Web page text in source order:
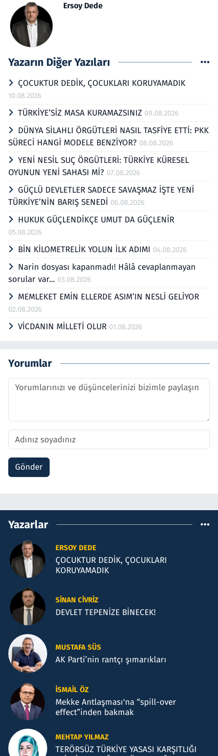
Ersoy Dede
Yazarın Diğer Yazıları
ÇOCUKTUR DEDİK, ÇOCUKLARI KORUYAMADIK
10.08.2026
TÜRKİYE’SİZ MASA KURAMAZSINIZ 09.08.2026
DÜNYA SİLAHLI ÖRGÜTLERİ NASIL TASFİYE ETTİ: PKK
SÜRECİ HANGİ MODELE BENZİYOR? 08.08.2026
YENİ NESİL SUÇ ÖRGÜTLERİ: TÜRKİYE KÜRESEL
OYUNUN YENİ SAHASI Mİ? 07.08.2026
GÜÇLÜ DEVLETLER SADECE SAVAŞMAZ İŞTE YENİ
TÜRKİYE’NİN BARIŞ SENEDİ 06.08.2026
HUKUK GÜÇLENDİKÇE UMUT DA GÜÇLENİR
05.08.2026
BİN KİLOMETRELİK YOLUN İLK ADIMI 04.08.2026
Narin dosyası kapanmadı! Hâlâ cevaplanmayan
sorular var... 03.08.2026
MEMLEKET EMİN ELLERDE ASIM’IN NESLİ GELİYOR
02.08.2026
VİCDANIN MİLLETİ OLUR 01.08.2026
Yorumlar
Gönder
Yazarlar
ERSOY DEDE
ÇOCUKTUR DEDİK, ÇOCUKLARI
KORUYAMADIK
SINAN CIVRIZ
DEVLET TEPENİZE BİNECEK!
MUSTAFA SÜS
AK Parti’nin rantçı şımarıkları
İSMAIL ÖZ
Mekke Antlaşması'na “spill-over
effect”inden bakmak
MEHTAP YILMAZ
TERÖRSÜZ TÜRKİYE YASASI KARŞITLIĞI